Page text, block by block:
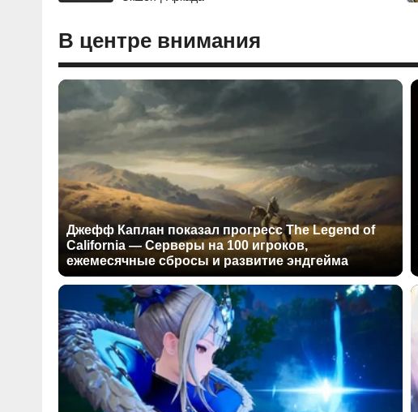
В центре внимания
Джефф Каплан показал прогресс The Legend of
California — Серверы на 100 игроков,
ежемесячные сбросы и развитие эндгейма